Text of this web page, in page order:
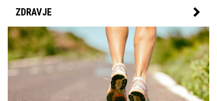
ZDRAVJE